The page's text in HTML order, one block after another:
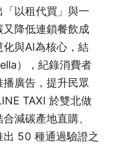
以租代買」與一
降低連鎖餐飲成
與AI為核心，結
），紀錄消費者
廣告，提升民眾
TAXI 於雙北做
減碳產地直購、
50 種通過驗證之